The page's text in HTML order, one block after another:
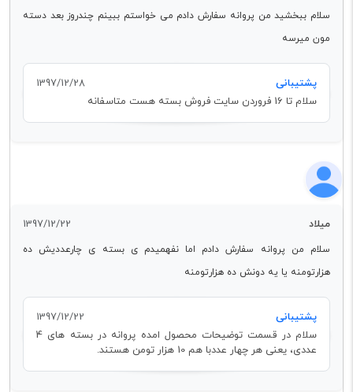
سلام ببخشید من پروانه سفارش دادم می خواستم ببینم چندروز بعد دسته
مون میرسه
پشتیبانی
1397/12/28
سلام تا 16 فروردن سایت فروش بسته هست متاسفانه
میلاد 1397/12/22
سلام من پروانه سفارش دادم اما نفهمیدم ی بسته ی چارعددیش ده
هزارتومنه یا یه دونش ده هزارتومنه
پشتیبانی
1397/12/22
سلام در قسمت توضیحات محصول امده پروانه در بسته های 4
عددی، یعنی هر چهار عددبا هم 10 هزار تومن هستند.